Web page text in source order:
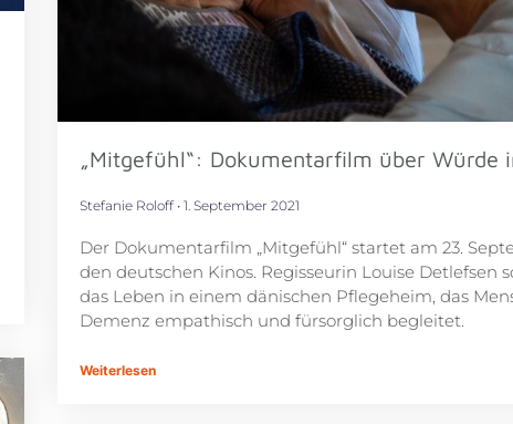
„Mitgefühl“: Dokumentarfilm über Würde
Stefanie Roloff 1. September 2021
Der Dokumentarfilm „Mitgefühl“ startet am 23.
den deutschen Kinos. Regisseurin Louise Detlefsen
das Leben in einem dänischen Pflegeheim, das
Demenz empathisch und fürsorglich begleitet.
Weiterlesen